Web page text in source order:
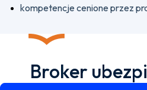
kompetencje cenione przez
Broker